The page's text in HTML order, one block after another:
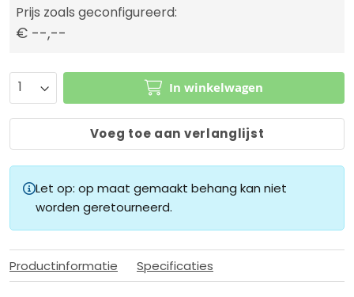
Prijs zoals geconfigureerd:
€ --,--
In winkelwagen
Voeg toe aan verlanglijst
Let op: op maat gemaakt behang kan niet
worden geretourneerd.
Productinformatie Specificaties